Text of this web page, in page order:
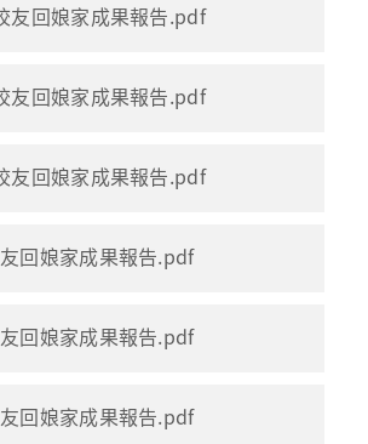
友回娘家成果報告.pdf
友回娘家成果報告.pdf
友回娘家成果報告.pdf
回娘家成果報告.pdf
回娘家成果報告.pdf
回娘家成果報告.pdf